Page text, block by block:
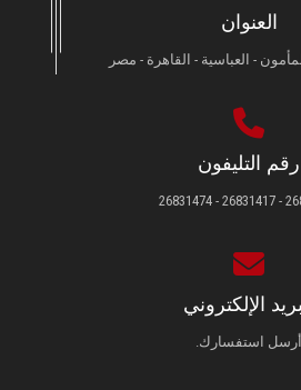
العنوان
- العباسية - القاهرة - مصر
رقم التليفون
الإلكتروني
أرسل استفسارك.